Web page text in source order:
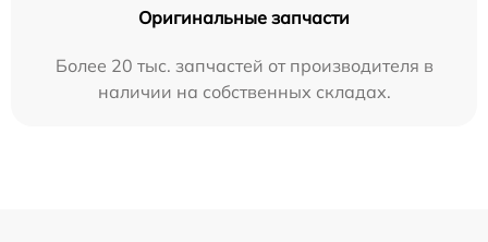
Оригинальные запчасти
Более 20 тыс. запчастей от производителя в
наличии на собственных складах.